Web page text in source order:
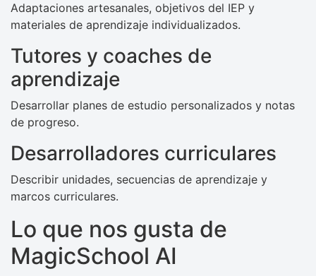
Adaptaciones artesanales, objetivos del IEP y
materiales de aprendizaje individualizados.
Tutores y coaches de
aprendizaje
Desarrollar planes de estudio personalizados y notas
de progreso.
Desarrolladores curriculares
Describir unidades, secuencias de aprendizaje y
marcos curriculares.
Lo que nos gusta de
MagicSchool AI